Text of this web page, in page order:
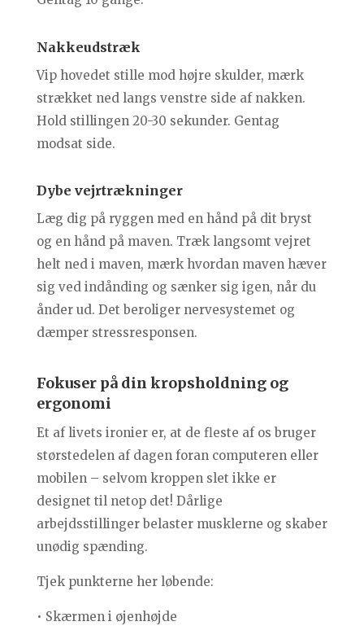
Nakkeudstræk
Vip hovedet stille mod højre skulder, mærk
strækket ned langs venstre side af nakken.
Hold stillingen 20-30 sekunder. Gentag
modsat side.
Dybe vejrtrækninger
Læg dig på ryggen med en hånd på dit bryst
og en hånd på maven. Træk langsomt vejret
helt ned i maven, mærk hvordan maven hæver
sig ved indånding og sænker sig igen, når du
ånder ud. Det beroliger nervesystemet og
dæmper stressresponsen.
Fokuser på din kropsholdning og
ergonomi
Et af livets ironier er, at de fleste af os bruger
størstedelen af dagen foran computeren eller
mobilen – selvom kroppen slet ikke er
designet til netop det! Dårlige
arbejdsstillinger belaster musklerne og skaber
unødig spænding.
Tjek punkterne her løbende:
• Skærmen i øjenhøjde